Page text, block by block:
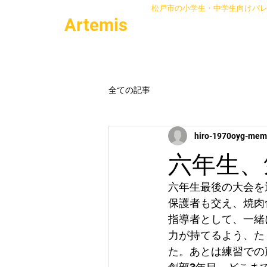
Artemis
松戸市の小学生・中学生向けバ
全ての記事
六年生
hiro-1970oyg-
六年生最後の大会
保護者も交え、焼
指導者として、一
力が持てるよう、
た。あとは練習で